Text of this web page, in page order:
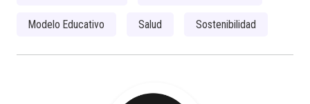
Modelo Educativo Salud Sostenibilidad